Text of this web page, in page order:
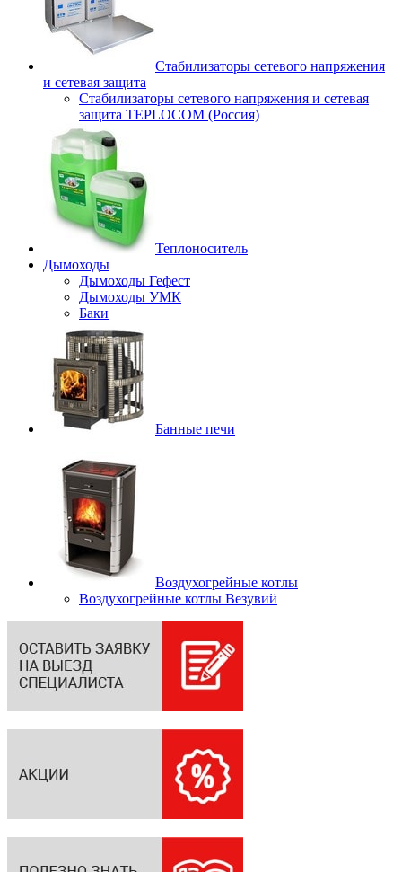
Стабилизаторы сетевого напряжения
и сетевая защита
Стабилизаторы сетевого напряжения и сетевая
защита TEPLOCOM (Россия)
Теплоноситель
Дымоходы
Дымоходы Гефест
Дымоходы УМК
Баки
Банные печи
Воздухогрейные котлы
Воздухогрейные котлы Везувий